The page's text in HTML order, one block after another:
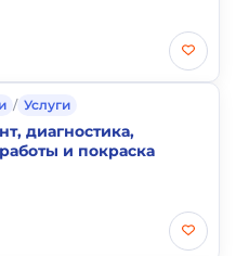
/ Услуги
диагностика,
и покраска